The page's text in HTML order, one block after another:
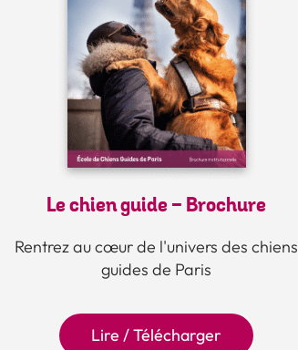
Le chien guide - Brochure
Rentrez au cœur de l'univers des chiens
guides de Paris
Lire / Télécharger